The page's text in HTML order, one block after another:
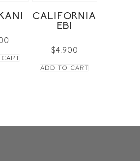
CALIFORNIA
EBI
$4.900
ADD TO CART